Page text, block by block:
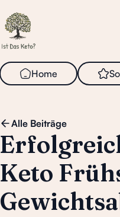
Home
Alle Beiträge
Keto